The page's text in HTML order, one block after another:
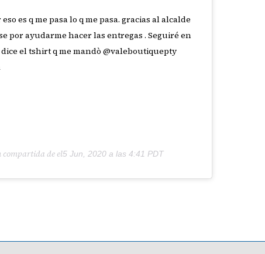
es q me pasa lo q me pasa. gracias al alcalde
por ayudarme hacer las entregas . Seguiré en
el tshirt q me mandò @valeboutiquepty
compartida de el5 Jun, 2020 a las 4:41 PDT